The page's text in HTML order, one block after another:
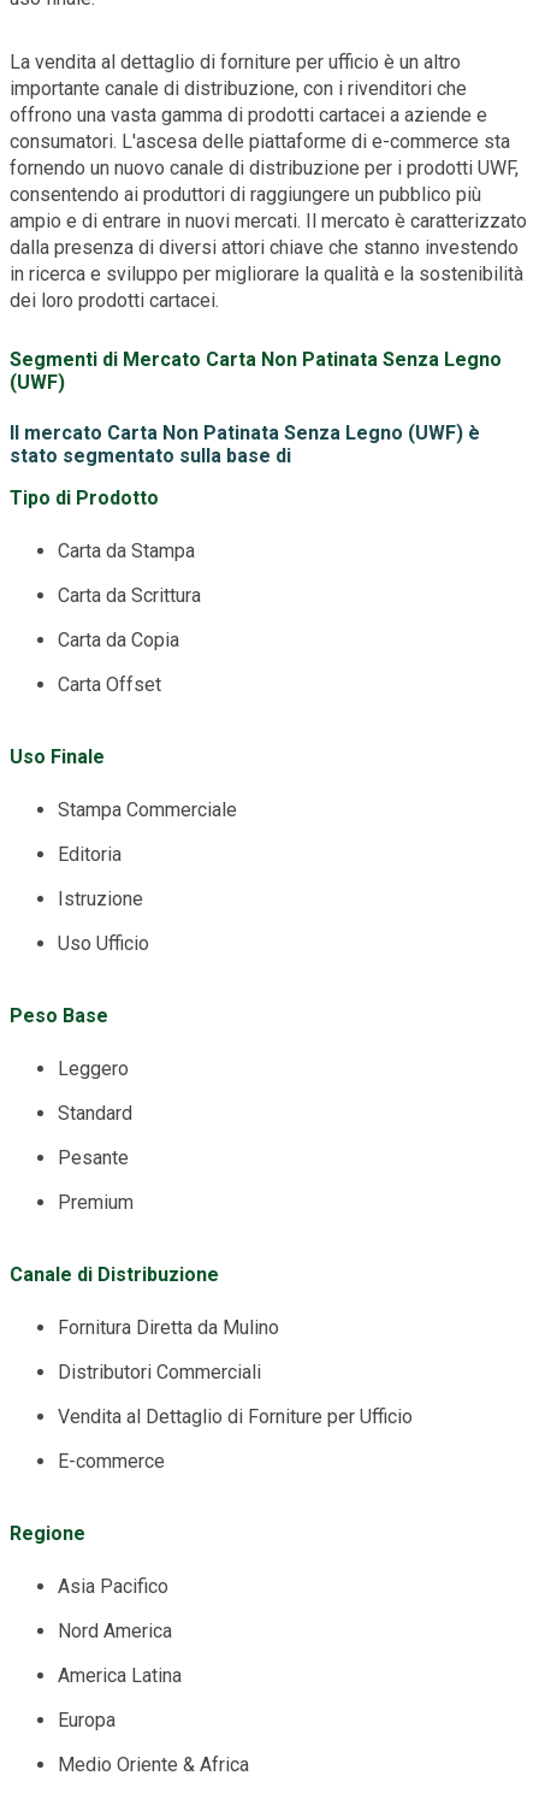
La vendita al dettaglio di forniture per ufficio è un altro
importante canale di distribuzione, con i rivenditori che
offrono una vasta gamma di prodotti cartacei a aziende e
consumatori. L'ascesa delle piattaforme di e-commerce sta
fornendo un nuovo canale di distribuzione per i prodotti UWF,
consentendo ai produttori di raggiungere un pubblico più
ampio e di entrare in nuovi mercati. Il mercato è caratterizzato
dalla presenza di diversi attori chiave che stanno investendo
in ricerca e sviluppo per migliorare la qualità e la sostenibilità
dei loro prodotti cartacei.
Segmenti di Mercato Carta Non Patinata Senza Legno
(UWF)
Il mercato Carta Non Patinata Senza Legno (UWF) è
stato segmentato sulla base di
Tipo di Prodotto
Carta da Stampa
Carta da Scrittura
Carta da Copia
Carta Offset
Uso Finale
Stampa Commerciale
Editoria
Istruzione
Uso Ufficio
Peso Base
Leggero
Standard
Pesante
Premium
Canale di Distribuzione
Fornitura Diretta da Mulino
Distributori Commerciali
Vendita al Dettaglio di Forniture per Ufficio
E-commerce
Regione
Asia Pacifico
Nord America
America Latina
Europa
Medio Oriente & Africa